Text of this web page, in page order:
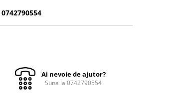
0742790554
Ai nevoie de ajutor?
Suna la 0742790554